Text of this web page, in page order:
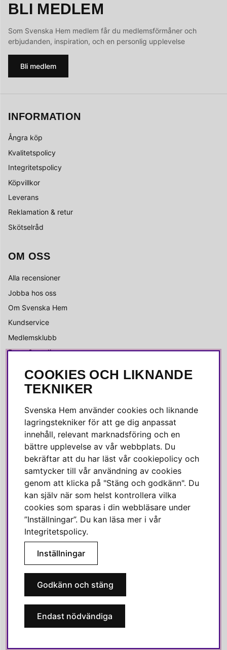
BLI MEDLEM
Som Svenska Hem medlem får du medlemsförmåner och
erbjudanden, inspiration, och en personlig upplevelse
Bli medlem
INFORMATION
Ångra köp
Kvalitetspolicy
Integritetspolicy
Köpvillkor
Leverans
Reklamation & retur
Skötselråd
OM OSS
Alla recensioner
Jobba hos oss
Om Svenska Hem
Kundservice
Medlemsklubb
Press & media
SOCIALA MEDIER
Instagram
Linkedin
Pinterest
SVENSKA HEM
Varmt välkommen till Svenska Hem!
Vi värdesätter våra kunder högt och finns här för att hjälpa dig
om du har några frågor eller vill ha inspiration.
010-35 00 610
Våra butiker
COOKIES OCH LIKNANDE
TEKNIKER
Svenska Hem använder cookies och liknande
lagringstekniker för att ge dig anpassat
innehåll, relevant marknadsföring och en
bättre upplevelse av vår webbplats. Du
bekräftar att du har läst vår cookiepolicy och
samtycker till vår användning av cookies
genom att klicka på "Stäng och godkänn". Du
kan själv när som helst kontrollera vilka
cookies som sparas i din webbläsare under
”Inställningar”. Du kan läsa mer i vår
Integritetspolicy.
Inställningar
Godkänn och stäng
Endast nödvändiga